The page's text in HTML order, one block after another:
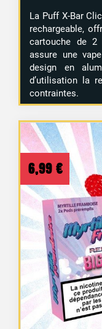
La Puff X-Bar
rechargeable,
cartouche de 2
assure une
design en
d’utilisation la
contraintes.
6,99 €